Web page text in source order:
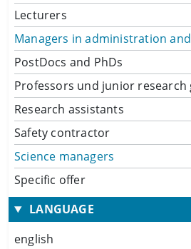
Lecturers
Managers in administration
PostDocs and PhDs
Professors und junior research
Research assistants
Safety contractor
Science managers
Specific offer
LANGUAGE
english